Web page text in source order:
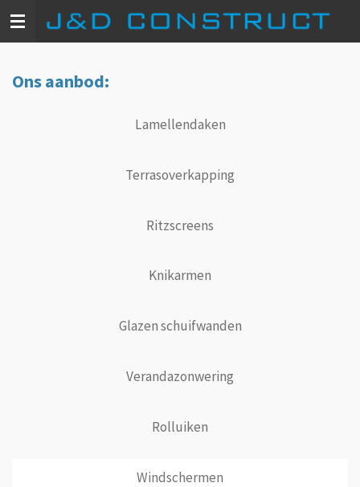
Ga
de
Ons aanbod:
Lamellendaken
Terrasoverkapping
Ritzscreens
Knikarmen
Glazen schuifwanden
Verandazonwering
Rolluiken
Windschermen